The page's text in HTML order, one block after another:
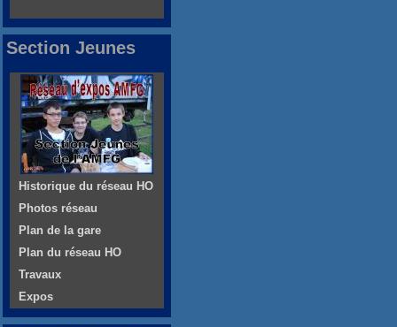
Section Jeunes
Historique du réseau HO
Photos réseau
Plan de la gare
Plan du réseau HO
Travaux
Expos